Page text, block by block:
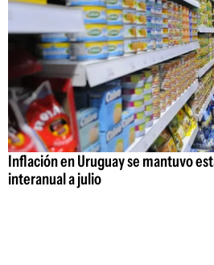
Inflación en Uruguay se mantuvo
interanual a julio